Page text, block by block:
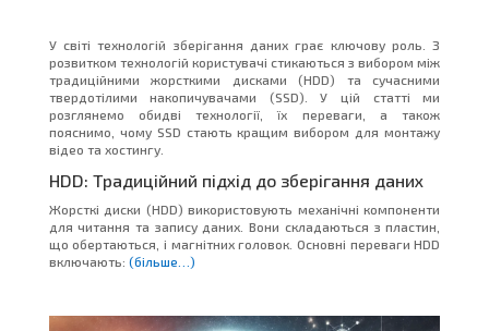
У світі технологій зберігання даних грає ключову роль. З
розвитком технологій користувачі стикаються з вибором між
традиційними жорсткими дисками (HDD) та сучасними
твердотілими накопичувачами (SSD). У цій статті ми
розглянемо обидві технології, їх переваги, а також
пояснимо, чому SSD стають кращим вибором для монтажу
відео та хостингу.
HDD: Традиційний підхід до зберігання даних
Жорсткі диски (HDD) використовують механічні компоненти
для читання та запису даних. Вони складаються з пластин,
що обертаються, і магнітних головок. Основні переваги HDD
включають: (більше…)